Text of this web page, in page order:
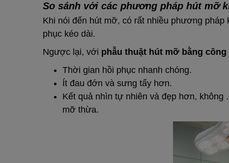
So sánh với các phương pháp hút mỡ
Khi nói đến hút mỡ, có rất nhiều phương
phục kéo dài.
Ngược lại, với phẫu thuật hút mỡ bằng công
Thời gian hồi phục nhanh chóng.
Ít đau đớn và sưng tấy hơn.
Kết quả nhìn tự nhiên và đẹp hơn, không
mỡ thừa.